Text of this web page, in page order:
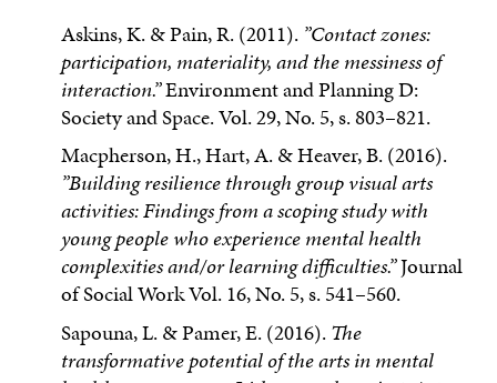
Askins, K. & Pain, R. (2011). ”Contact zones:
participation, materiality, and the messiness of
interaction.”Environment and Planning D:
Society and Space. Vol. 29, No. 5, s. 803–821.
Macpherson, H., Hart, A. & Heaver, B. (2016).
”Building resilience through group visual arts
activities: Findings from a scoping study with
young people who experience mental health
complexities and/or learning difficulties.”Journal
of Social Work Vol. 16, No. 5, s. 541–560.
Sapouna, L. & Pamer, E. (2016). The
transformative potential of the arts in mental